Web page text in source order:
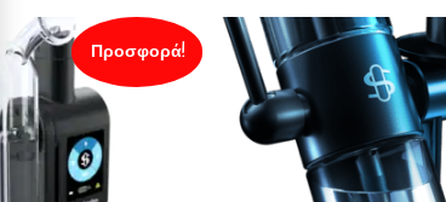
Προσφορά!